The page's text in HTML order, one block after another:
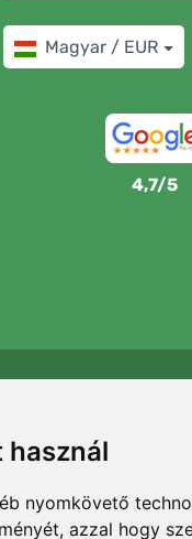
használ
nyomkövető
azzal hogy
Magyar / EUR
4,7/5
Minden
Rólunk.